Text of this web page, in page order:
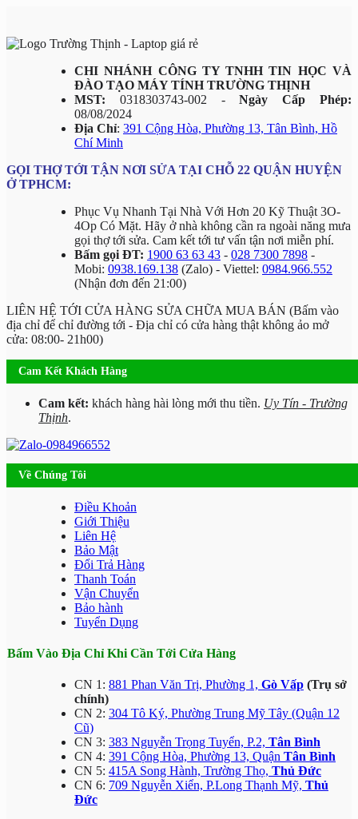
CHI NHÁNH CÔNG TY TNHH TIN HỌC VÀ
ĐÀO TẠO MÁY TÍNH TRƯỜNG THỊNH
MST: 0318303743-002 -Ngày Cấp Phép:
08/08/2024
Địa Chỉ: 391 Cộng Hòa, Phường 13, Tân Bình, Hồ
Chí Minh
GỌI THỢ TỚI TẬN NƠI SỬA TẠI CHỖ 22 QUẬN HUYỆN
Ở TPHCM:
Phục Vụ Nhanh Tại Nhà Với Hơn 20 Kỹ Thuật 3O-
4Op Có Mặt. Hãy ở nhà không cần ra ngoài năng mưa
gọi thợ tới sửa. Cam kết tới tư vấn tận nơi miễn phí.
Bấm gọi ĐT: 1900 63 63 43 - 028 7300 7898 -
Mobi: 0938.169.138 (Zalo) - Viettel: 0984.966.552
(Nhận đơn đến 21:00)
LIÊN HỆ TỚI CỬA HÀNG SỬA CHỮA MUA BÁN (Bấm vào
địa chỉ để chỉ đường tới - Địa chỉ có cửa hàng thật không ảo mở
cửa: 08:00- 21h00)
Cam Kết Khách Hàng
Cam kết: khách hàng hài lòng mới thu tiền. Uy Tín - Trường
Thịnh.
Về Chúng Tôi
Điều Khoản
Giới Thiệu
Liên Hệ
Bảo Mật
Đổi Trả Hàng
Thanh Toán
Vận Chuyển
Bảo hành
Tuyển Dụng
Bấm Vào Địa Chỉ Khi Cần Tới Cửa Hàng
CN 1: 881 Phan Văn Trị, Phường 1, Gò Vấp (Trụ sở
chính)
CN 2: 304 Tô Ký, Phường Trung Mỹ Tây (Quận 12
Cũ)
CN 3: 383 Nguyễn Trọng Tuyển, P.2, Tân Bình
CN 4: 391 Cộng Hòa, Phường 13, Quận Tân Bình
CN 5: 415A Song Hành, Trường Thọ, Thủ Đức
CN 6: 709 Nguyễn Xiển, P.Long Thạnh Mỹ, Thủ
Đức